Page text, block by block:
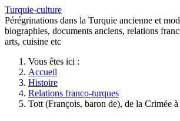
Turquie-culture
Pérégrinations dans la Turquie ancienne et
biographies, documents anciens, relations
arts, cuisine etc
Vous êtes ici :
Accueil
Histoire
Relations franco-turques
Tott (François, baron de), de la Crimée